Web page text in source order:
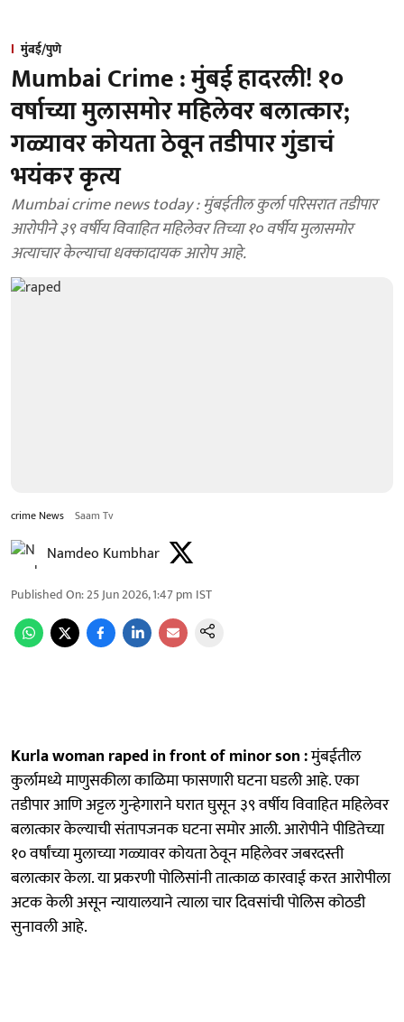
मुंबई/पुणे
Mumbai Crime : मुंबई हादरली! १०
वर्षाच्या मुलासमोर महिलेवर बलात्कार;
गळ्यावर कोयता ठेवून तडीपार गुंडाचं
भयंकर कृत्य
Mumbai crime news today : मुंबईतील कुर्ला परिसरात तडीपार
आरोपीने ३९ वर्षीय विवाहित महिलेवर तिच्या १० वर्षीय मुलासमोर
अत्याचार केल्याचा धक्कादायक आरोप आहे.
crime News Saam Tv
Namdeo Kumbhar
Published On:25 Jun 2026, 1:47 pm IST
Kurla woman raped in front of minor son :मुंबईतील
कुर्लामध्ये माणुसकीला काळिमा फासणारी घटना घडली आहे. एका
तडीपार आणि अट्टल गुन्हेगाराने घरात घुसून ३९ वर्षीय विवाहित महिलेवर
बलात्कार केल्याची संतापजनक घटना समोर आली. आरोपीने पीडितेच्या
१० वर्षांच्या मुलाच्या गळ्यावर कोयता ठेवून महिलेवर जबरदस्ती
बलात्कार केला. या प्रकरणी पोलिसांनी तात्काळ कारवाई करत आरोपीला
अटक केली असून न्यायालयाने त्याला चार दिवसांची पोलिस कोठडी
सुनावली आहे.